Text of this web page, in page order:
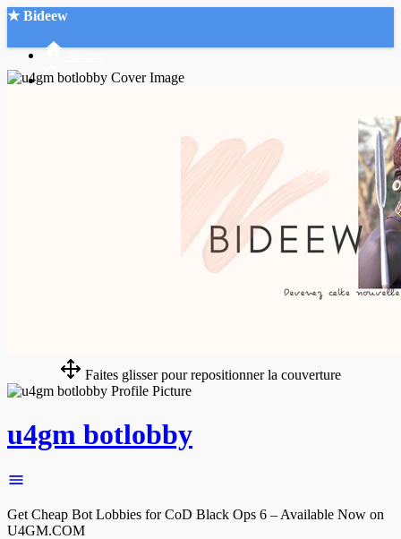
★ Bideew
Faites glisser pour repositionner la couverture
u4gm botlobby
Get Cheap Bot Lobbies for CoD Black Ops 6 – Available Now on
U4GM.COM